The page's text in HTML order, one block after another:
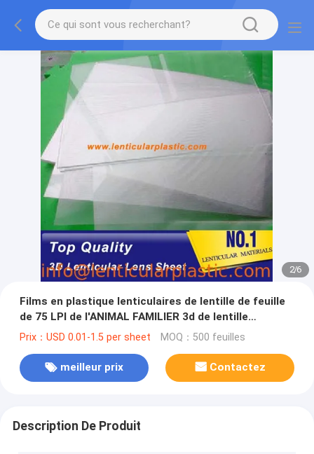
2/6
Films en plastique lenticulaires de lentille de feuille
de 75 LPI de l'ANIMAL FAMILIER 3d de lentille
d'épaisseur lenticulaire lenticulaire de la taille
Prix：USD 0.01-1.5 per sheet MOQ：500 feuilles
meilleur prix Contactez
Description De Produit